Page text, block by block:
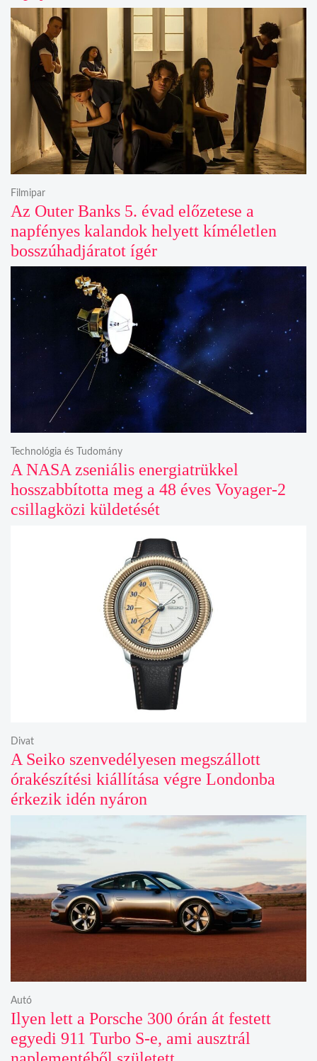
Az Outer Banks 5. évad előzetese a
napfényes kalandok helyett kíméletlen
bosszúhadjáratot ígér
Filmipar
A NASA zseniális energiatrükkel
hosszabbította meg a 48 éves Voyager-2
csillagközi küldetését
Technológia és Tudomány
A Seiko szenvedélyesen megszállott
órakészítési kiállítása végre Londonba
érkezik idén nyáron
Divat
Ilyen lett a Porsche 300 órán át festett
egyedi 911 Turbo S-e, ami ausztrál
Autó